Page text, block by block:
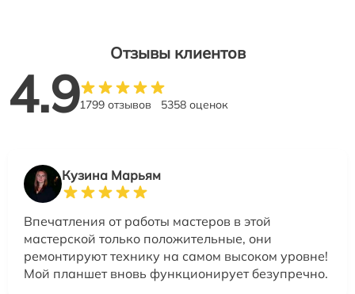
Отзывы клиентов
4.91799 отзывов 5358 оценок
Кузина Марьям
Впечатления от работы мастеров в этой
мастерской только положительные, они
ремонтируют технику на самом высоком уровне!
Мой планшет вновь функционирует безупречно.